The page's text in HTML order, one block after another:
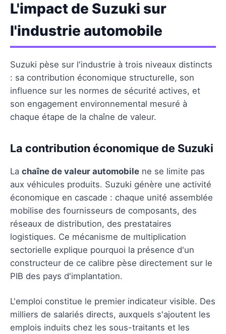
L'impact de Suzuki sur
l'industrie automobile
Suzuki pèse sur l'industrie à trois niveaux distincts
: sa contribution économique structurelle, son
influence sur les normes de sécurité actives, et
son engagement environnemental mesuré à
chaque étape de la chaîne de valeur.
La contribution économique de Suzuki
La chaîne de valeur automobile ne se limite pas
aux véhicules produits. Suzuki génère une activité
économique en cascade : chaque unité assemblée
mobilise des fournisseurs de composants, des
réseaux de distribution, des prestataires
logistiques. Ce mécanisme de multiplication
sectorielle explique pourquoi la présence d'un
constructeur de ce calibre pèse directement sur le
PIB des pays d'implantation.
L'emploi constitue le premier indicateur visible. Des
milliers de salariés directs, auxquels s'ajoutent les
emplois induits chez les sous-traitants et les